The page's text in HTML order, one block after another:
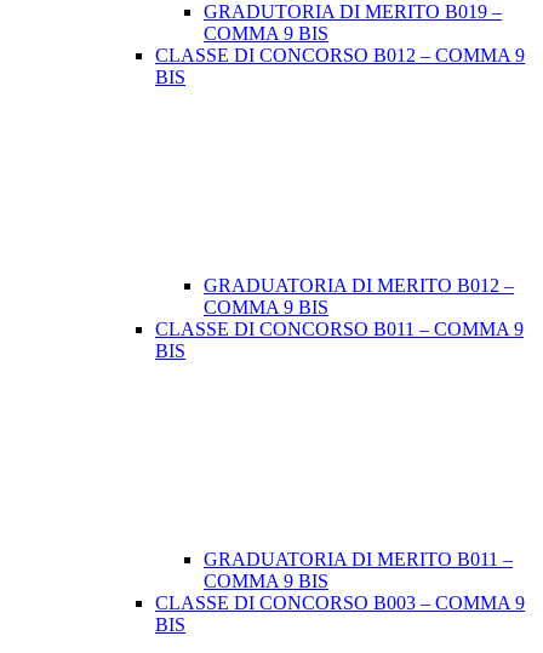
GRADUTORIA DI MERITO B019 –
COMMA 9 BIS
CLASSE DI CONCORSO B012 – COMMA 9
BIS
GRADUATORIA DI MERITO B012 –
COMMA 9 BIS
CLASSE DI CONCORSO B011 – COMMA 9
BIS
GRADUATORIA DI MERITO B011 –
COMMA 9 BIS
CLASSE DI CONCORSO B003 – COMMA 9
BIS